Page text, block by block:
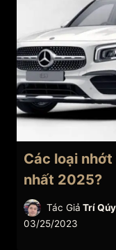
Các loại
nhất 2025?
Tác Giả Trí
03/25/2023